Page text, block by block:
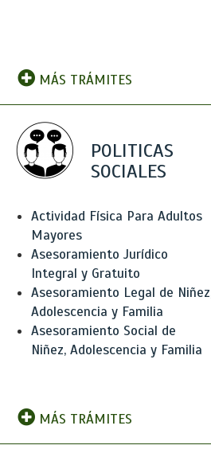
MÁS TRÁMITES
POLITICAS
SOCIALES
Actividad Física Para Adultos
Mayores
Asesoramiento Jurídico
Integral y Gratuito
Asesoramiento Legal de
Adolescencia y Familia
Asesoramiento Social de
Niñez, Adolescencia y Familia
MÁS TRÁMITES